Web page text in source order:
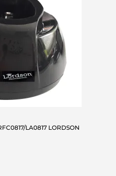
LA0817 LORDSON